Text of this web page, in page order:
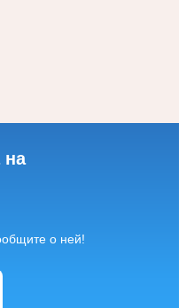
на
о ней!